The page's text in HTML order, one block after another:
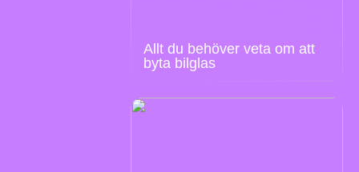
Allt du behöver veta om att
byta bilglas